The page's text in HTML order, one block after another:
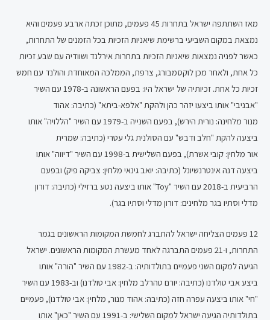
מאז השתתפה ישראל בתחרות 45 פעמים, מתוכן זכתה ארבע פעמים והיא
נמצאת במקום השביעי ברשימת שיאניות הזכיות בכל הזמנים של התחרות,
כאשר לפניה נמצאות שיאניות הזכיות בתחרות אירלנד ושוודיה עם שבע זכיות
כל אחת, ולאחר מכן לוקסמבורג, צרפת, הממלכה המאוחדת והולנד עם חמש
זכיות כל אחת. זכיותיה של ישראל היו: בפעם הראשונה ב-1978 עם השיר
"אבניבי" אותו ביצעו יזהר כהן ולהקת "אלפא-ביתא" (כתיבה: אהוד
מנור מלחינה: נורית הירש), בפעם השנייה ב-1979 עם השיר "הללויה" אותו
ביצעה להקת "חלב ודבש" עם הסולנית גלי עטרי (כתיבה: שמרית
אור מלחין: קובי אשרת), בפעם השלישית ב-1998 עם השיר "דיווה" אותו
ביצעה דנה אינטרנשיונל (כתיבה: יואב גינאי מלחין: צביקה פיק) ובפעם
הרביעית ב-2018 עם השיר "Toy" אותו ביצעה נטע ברזילי (כתיבה: דורון
מדלי וסתיו בגר מלחינים: דורון מדלי וסתיו בגר).
12 פעמים הצליחה ישראל להתברג לחמשת המקומות הראשונים בגמר
התחרות, ו-21 פעמים התברגה לאחד מעשרת המקומות הראשונים. ישראל
הגיעה למקום השני פעמיים בתולדותיה: ב-1982 עם השיר "הורה" אותו
ביצע אבי טולדנו (כתיבה: יורם טהרלב מלחין: אבי טולדנו) וב-1983 עם השיר
"חי" אותו ביצעה עפרה חזה (כתיבה: אהוד מנור, מלחין: אבי טולדנו), פעמיים
בתולדותיה הגיעה ישראל למקום השלישי: ב-1991 עם השיר "כאן" אותו